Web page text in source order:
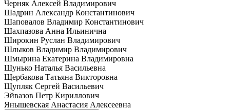
Черняк Алексей Владимирович
Шадрин Александр Константинович
Шаповалов Владимир Константинович
Шахпазова Анна Ильинична
Широкин Руслан Владимирович
Шлыков Владимир Владимирович
Шмырина Екатерина Владимировна
Шунько Наталья Васильевна
Щербакова Татьяна Викторовна
Щупляк Сергей Васильевич
Эйвазов Петр Кириллович
Янышевская Анастасия Алексеевна